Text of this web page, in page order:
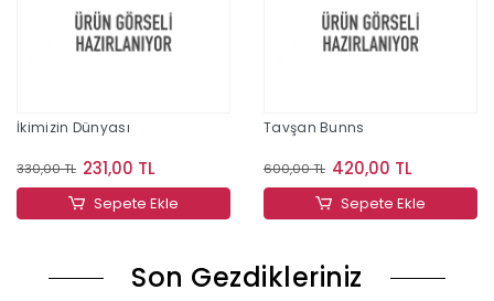
İkimizin Dünyası
330,00 TL 231,00 TL
Sepete Ekle
Tavşan Bunns
600,00 TL 420,00 TL
Sepete Ekle
Son Gezdikleriniz